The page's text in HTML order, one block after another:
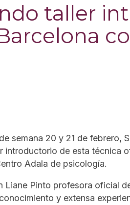
taller
semana 20 y 21 de febrero,
introductorio de esta técnica
Adala de psicología.
Liane Pinto profesora oficial
y extensa